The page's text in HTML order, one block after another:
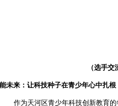
（选手交
未来：让科技种子在青少年心中扎根
作为天河区青少年科技创新教育